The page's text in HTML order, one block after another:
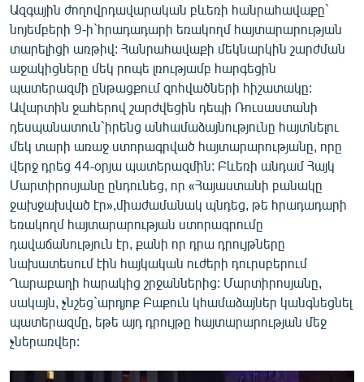
ՏԵՍԱՆՅՈՒԹԵՐ
ԲԱՆԱՎԵՃ
ՁԳՏԵԼՈՎ ԼԱՎԱԳՈՒՅՆԻՆ
ՓՈԴՔԱՍԹ
Հայերեն
English
Русский
ՀԵՏԵՎԵՔ ՄԵԶ
Ազգային ժողովրդավարական բևեռի հանրահավաքը`
նոյեմբերի 9-ի`հրադադարի եռակողմ հայտարարության
տարելիցի առթիվ: Հանրահավաքի մեկնարկին շարժման
աջակիցները մեկ րոպե լռությամբ հարգեցին
պատերազմի ընթացքում զոհվածների հիշատակը:
Ավարտին ջահերով շարժվեցին դեպի Ռուսաստանի
դեսպանատուն`իրենց անհամաձայնությունը հայտնելու
մեկ տարի առաջ ստորագրված հայտարարությանը, որը
վերջ դրեց 44֊օրյա պատերազմին: Բևեռի անդամ Հայկ
Մարտիրոսյանը ընդունեց, որ «Հայաստանի բանակը
ջախջախված էր»,միաժամանակ պնդեց, թե հրադադարի
եռակողմ հայտարարության ստորագրումը
դավաճանություն էր, քանի որ դրա դրույթները
նախատեսում էին հայկական ուժերի դուրսբերում
Ղարաբաղի հարակից շրջաններից: Մարտիրոսյանը,
սակայն, չնշեց`արդյոք Բաքուն կհամաձայներ կանգնեցնել
պատերազմը, եթե այդ դրույթը հայտարարության մեջ
չներառվեր: